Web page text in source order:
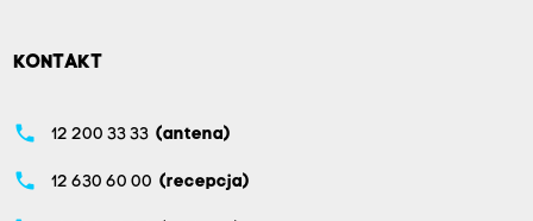
KONTAKT
phone 12 200 33 33 (antena)
phone 12 630 60 00 (recepcja)